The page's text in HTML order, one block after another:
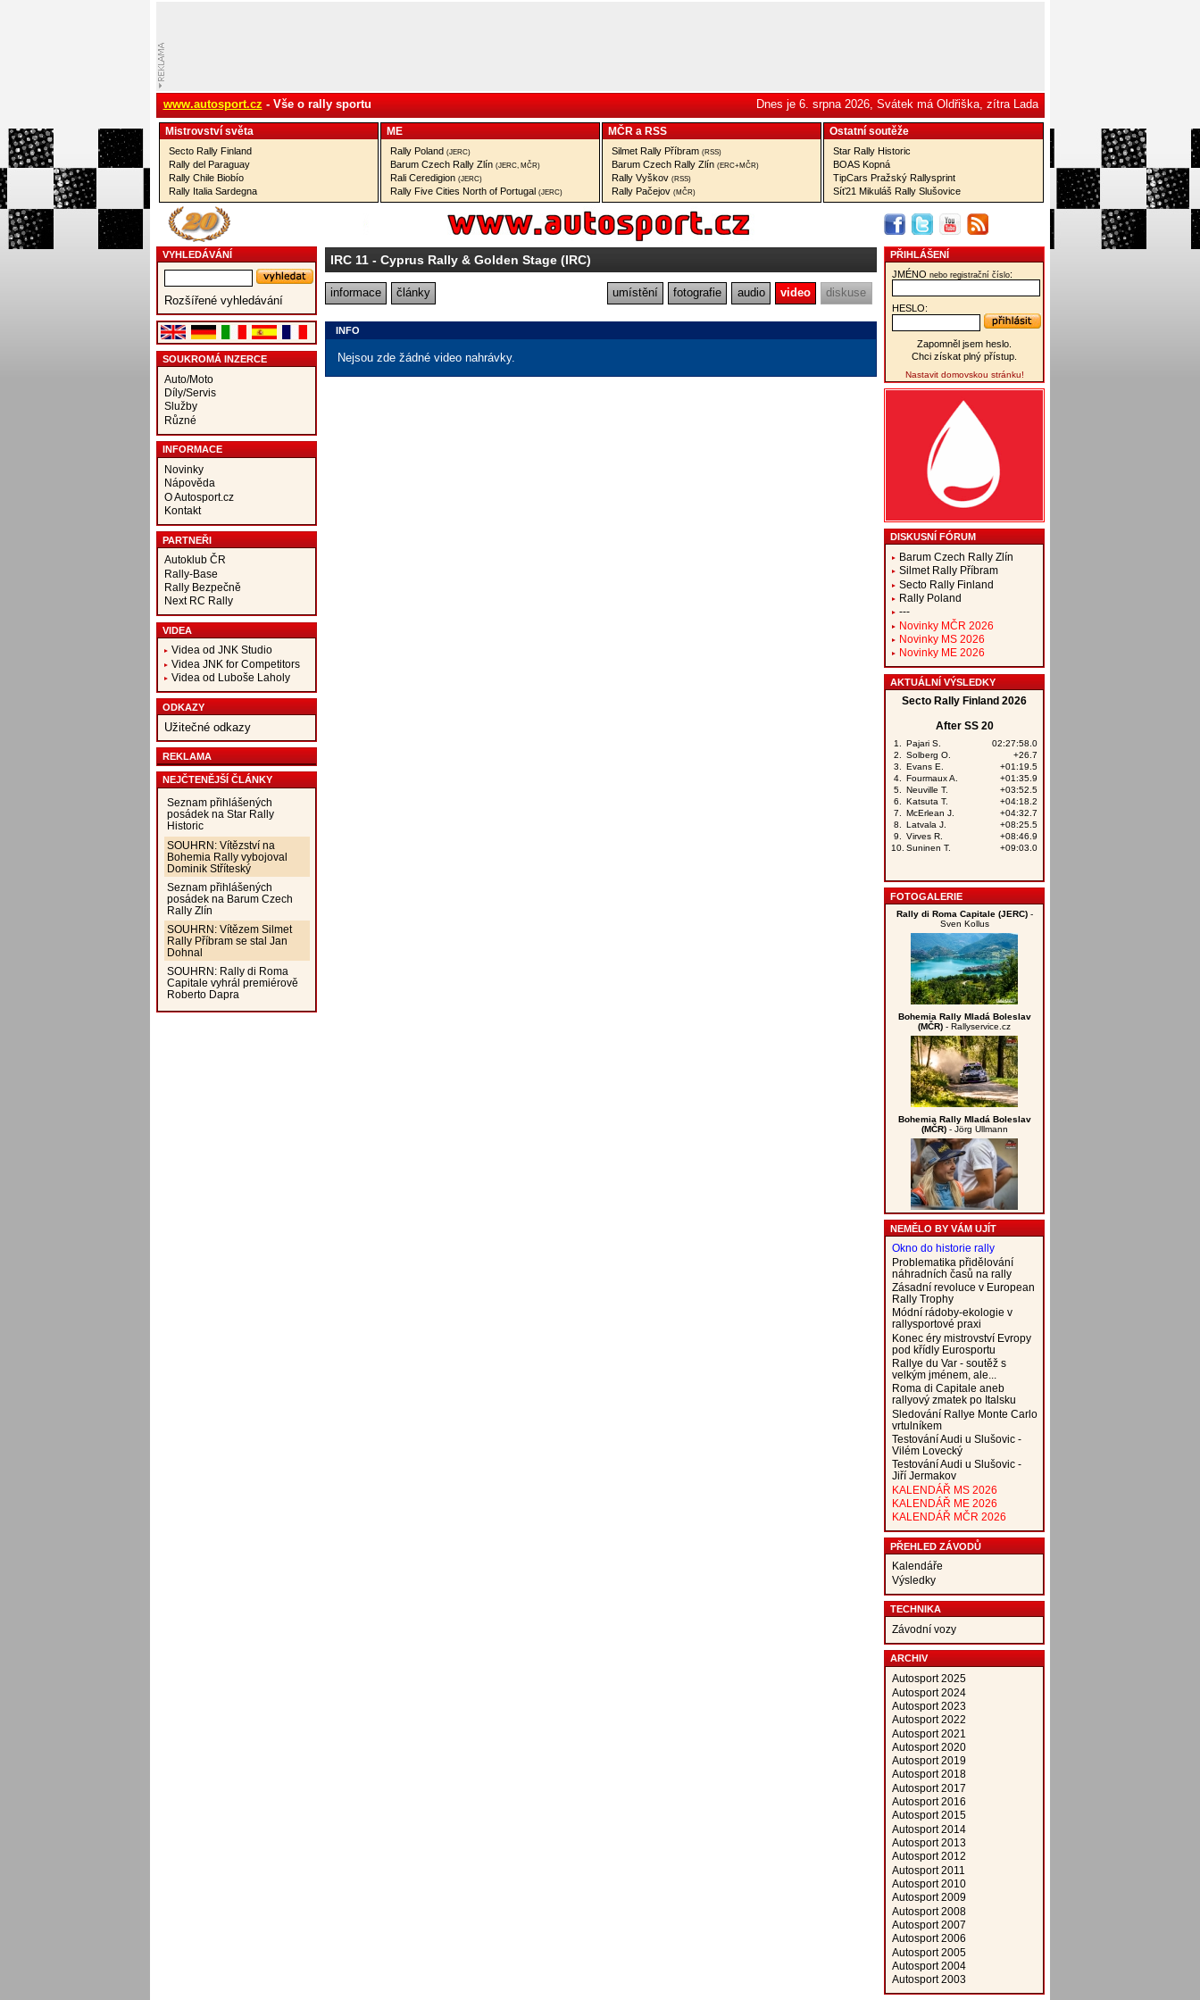
www.autosport.cz - Vše o rally sportu Dnes je 6. srpna 2026, Svátek má Oldřiška, zítra Lada
Mistrovství­ světa
Secto Rally Finland
Rally del Paraguay
Rally Chile Biobío
Rally Italia Sardegna
ME
Rally Poland (JERC)
Barum Czech Rally Zlín (JERC, MČR)
Rali Ceredigion (JERC)
Rally Five Cities North of Portugal (JERC)
MČR a RSS
Silmet Rally Příbram (RSS)
Barum Czech Rally Zlín (ERC+MČR)
Rally Vyškov (RSS)
Rally Pačejov (MČR)
Ostatní­ soutěže
Star Rally Historic
BOAS Kopná
TipCars Pražský Rallysprint
Síť21 Mikuláš Rally Slušovice
VYHLEDÁVÁNÍ
Rozšířené vyhledávání
SOUKROMÁ INZERCE
Auto/Moto
Díly/Servis
Služby
Různé
INFORMACE
Novinky
Nápověda
O Autosport.cz
Kontakt
PARTNEŘI
Autoklub ČR
Rally-Base
Rally Bezpečně
Next RC Rally
VIDEA
Videa od JNK Studio
Videa JNK for Competitors
Videa od Luboše Laholy
ODKAZY
Užitečné odkazy
REKLAMA
NEJČTENĚJŠÍ ČLÁNKY
Seznam přihlášených
posádek na Star Rally
Historic
SOUHRN: Vítězství na
Bohemia Rally vybojoval
Dominik Stříteský
Seznam přihlášených
posádek na Barum Czech
Rally Zlín
SOUHRN: Vítězem Silmet
Rally Příbram se stal Jan
Dohnal
SOUHRN: Rally di Roma
Capitale vyhrál premiérově
Roberto Dapra
IRC 11- Cyprus Rally & Golden Stage (IRC)
informace články umístění fotografie audio video diskuse
INFO
Nejsou zde žádné video nahrávky.
PŘIHLÁŠENÍ
JMÉNO nebo registrační číslo:
HESLO:
Zapomněl jsem heslo.
Chci získat plný přístup.
Nastavit domovskou stránku!
DISKUSNÍ FÓRUM
Barum Czech Rally Zlín
Silmet Rally Příbram
Secto Rally Finland
Rally Poland
---
Novinky MČR 2026
Novinky MS 2026
Novinky ME 2026
AKTUÁLNÍ VÝSLEDKY
FOTOGALERIE
Rally di Roma Capitale (JERC)-
Sven Kollus
Bohemia Rally Mladá Boleslav
(MČR) - Rallyservice.cz
Bohemia Rally Mladá Boleslav
(MČR)- Jörg Ullmann
NEMĚLO BY VÁM UJÍT
Okno do historie rally
Problematika přidělování
náhradních časů na rally
Zásadní revoluce v European
Rally Trophy
Módní rádoby-ekologie v
rallysportové praxi
Konec éry mistrovství Evropy
pod křídly Eurosportu
Rallye du Var - soutěž s
velkým jménem, ale...
Roma di Capitale aneb
rallyový zmatek po Italsku
Sledování Rallye Monte Carlo
vrtulníkem
Testování Audi u Slušovic -
Vilém Lovecký
Testování Audi u Slušovic -
Jiří Jermakov
KALENDÁŘ MS 2026
KALENDÁŘ ME 2026
KALENDÁŘ MČR 2026
PŘEHLED ZÁVODŮ
Kalendáře
Výsledky
TECHNIKA
Závodní vozy
ARCHIV
Autosport 2025
Autosport 2024
Autosport 2023
Autosport 2022
Autosport 2021
Autosport 2020
Autosport 2019
Autosport 2018
Autosport 2017
Autosport 2016
Autosport 2015
Autosport 2014
Autosport 2013
Autosport 2012
Autosport 2011
Autosport 2010
Autosport 2009
Autosport 2008
Autosport 2007
Autosport 2006
Autosport 2005
Autosport 2004
Autosport 2003